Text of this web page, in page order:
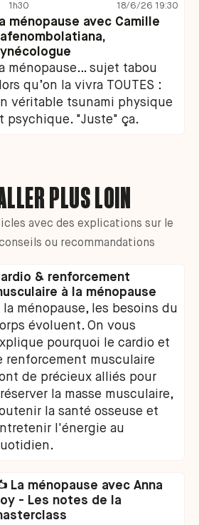
1h30 18/6/26 19:30
ménopause avec ‍Camille
ménopause… sujet tabou
qu’on la vivra TOUTES :
véritable tsunami physique
psychique. "Juste" ça.
PLUS LOIN
avec des explications sur le
ou recommandations
& renforcement
à la ménopause
la ménopause, les besoins du
évoluent. On vous
pourquoi le cardio et
renforcement musculaire
de précieux alliés pour
la masse musculaire,
la santé osseuse et
l'énergie au
La ménopause avec Anna
- Les notes de la